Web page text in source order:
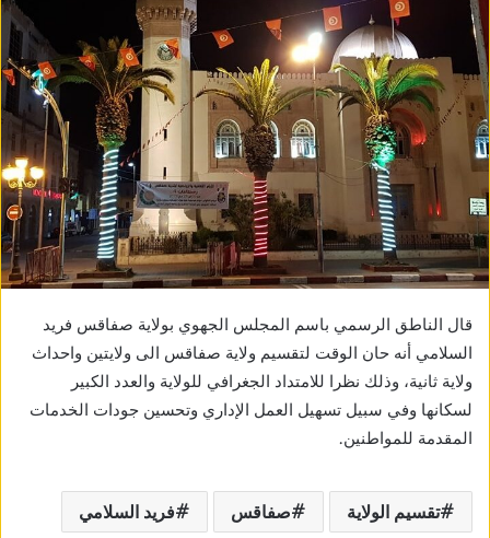
قال الناطق الرسمي باسم المجلس الجهوي بولاية صفاقس فريد
السلامي أنه حان الوقت لتقسيم ولاية صفاقس الى ولايتين واحداث
ولاية ثانية، وذلك نظرا للامتداد الجغرافي للولاية والعدد الكبير
لسكانها وفي سبيل تسهيل العمل الإداري وتحسين جودات الخدمات
المقدمة للمواطنين.
تقسيم الولاية صفاقس فريد السلامي